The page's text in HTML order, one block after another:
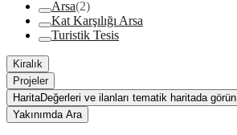
Arsa(2)
Kat Karşılığı Arsa
Turistik Tesis
Kiralık
Projeler
HaritaDeğerleri ve ilanları tematik haritada görün
Yakınımda Ara